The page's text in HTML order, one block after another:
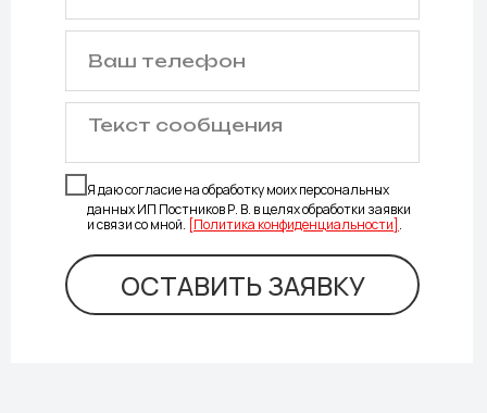
Я даю согласие на обработку моих персональных
данных ИП Постников Р. В. в целях обработки заявки
и связи со мной. [Политика конфиденциальности] .
ОСТАВИТЬ ЗАЯВКУ